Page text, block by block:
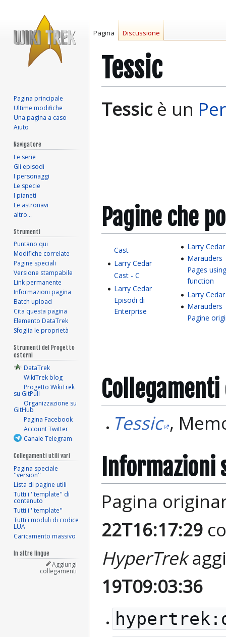
Tessic
Vai
Vai
Tessicè un
Pagine che
Cast
Larry Cedar
Cast - C
Larry Cedar
Episodi di
Enterprise
Larry Cedar
Marauders
Pages
function
Larry Cedar
Marauders
Pagine
Tessic ,
Pagina
22T16:17:29
HyperTrek
19T09:03:36
Pagina Discussione
Pagina principale
Ultime modifiche
Una pagina a caso
Aiuto
Navigatore
Le serie
Gli episodi
I personaggi
Le specie
I pianeti
Le astronavi
altro…
Strumenti
Puntano qui
Modifiche correlate
Pagine speciali
Versione stampabile
Link permanente
Informazioni pagina
Batch upload
Cita questa pagina
Elemento DataTrek
Sfoglia le proprietà
Strumenti del Progetto
esterni
DataTrek
WikiTrek blog
Progetto WikiTrek
su GitPull
Organizzazione su
GitHub
Pagina Facebook
Account Twitter
Canale Telegram
Collegamenti utili vari
Pagina speciale
''version''
Lista di pagine utili
Tutti i ''template'' di
contenuto
Tutti i ''template''
Tutti i moduli di codice
LUA
Caricamento massivo
In altre lingue
Aggiungi
collegamenti